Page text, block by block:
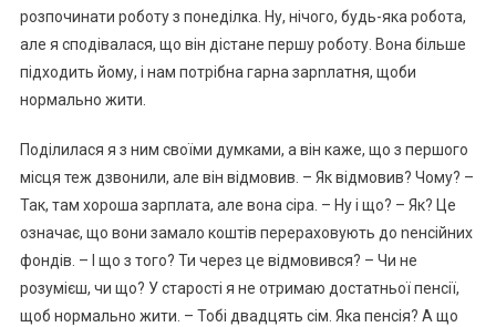
розпочинати роботу з понеділка. Ну, нічого, будь-яка робота,
але я сподівалася, що він дістане першу роботу. Вона більше
підходить йому, і нам потрібна гарна зарnлатня, щоби
нормально жити.
Поділилася я з ним своїми думками, а він каже, що з першого
місця теж дзвонили, але він відмовив. – Як відмовив? Чому? –
Так, там хороша зарплата, але вона сіра. – Ну і що? – Як? Це
означає, що вони замало коштів перераховують до nенсійних
фондів. – І що з того? Ти через це відмовився? – Чи не
розумієш, чи що? У старості я не отримаю достатньої пенсії,
щоб нормально жити. – Тобі двадцять сім. Яка пенсія? А що